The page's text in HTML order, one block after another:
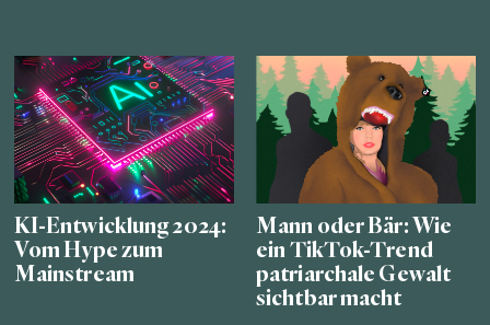
KI-Entwicklung 2024:
Vom Hype zum
Mainstream
Mann oder Bär: Wie
ein TikTok-Trend
patriarchale Gewalt
sichtbar macht